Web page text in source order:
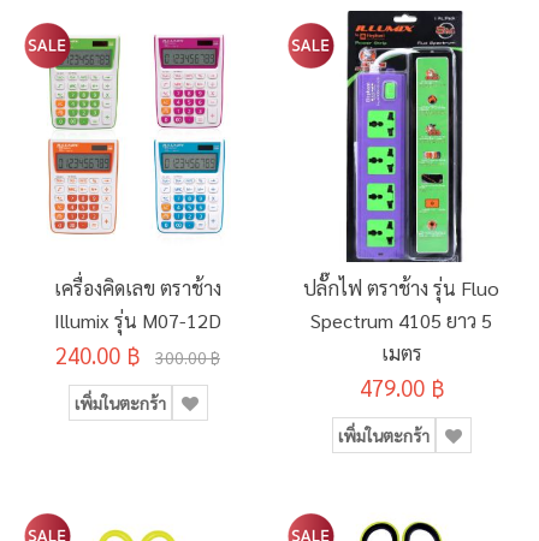
เครื่องคิดเลข ตราช้าง
Illumix รุ่น M07-12D
240.00 ฿ 300.00 ฿
เพิ่มในตะกร้า
ปลั๊กไฟ ตราช้าง รุ่น Fluo
Spectrum 4105 ยาว 5
เมตร
479.00 ฿
เพิ่มในตะกร้า